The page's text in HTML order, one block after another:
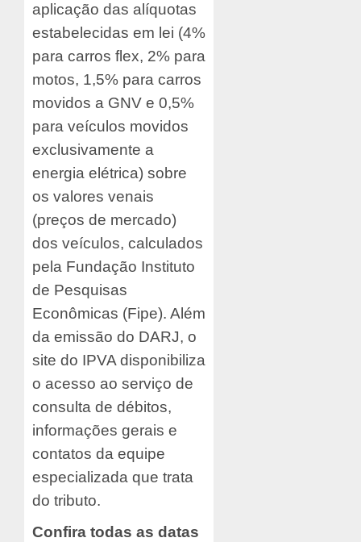
aplicação das alíquotas
estabelecidas em lei (4%
para carros flex, 2% para
motos, 1,5% para carros
movidos a GNV e 0,5%
para veículos movidos
exclusivamente a
energia elétrica) sobre
os valores venais
(preços de mercado)
dos veículos, calculados
pela Fundação Instituto
de Pesquisas
Econômicas (Fipe). Além
da emissão do DARJ, o
site do IPVA disponibiliza
o acesso ao serviço de
consulta de débitos,
informações gerais e
contatos da equipe
especializada que trata
do tributo.
Confira todas as datas